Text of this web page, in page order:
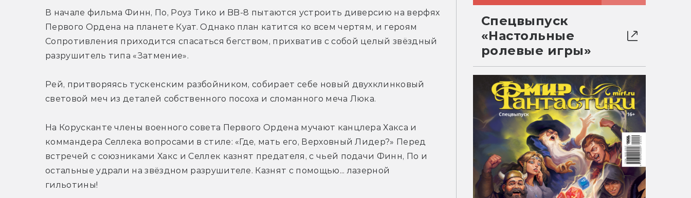
В начале фильма Финн, По, Роуз Тико и BB-8 пытаются устроить диверсию на верфях
Первого Ордена на планете Куат. Однако план катится ко всем чертям, и героям
Сопротивления приходится спасаться бегством, прихватив с собой целый звёздный
разрушитель типа «Затмение».
Рей, притворяясь тускенским разбойником, собирает себе новый двухклинковый
световой меч из деталей собственного посоха и сломанного меча Люка.
На Корусканте члены военного совета Первого Ордена мучают канцлера Хакса и
коммандера Селлека вопросами в стиле: «Где, мать его, Верховный Лидер?» Перед
встречей с союзниками Хакс и Селлек казнят предателя, с чьей подачи Финн, По и
остальные удрали на звёздном разрушителе. Казнят с помощью... лазерной
гильотины!
Спецвыпуск
«Настольные
ролевые игры»